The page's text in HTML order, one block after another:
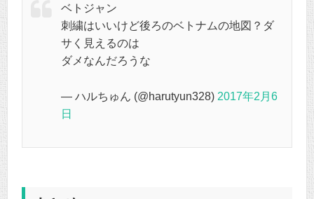
ベトジャン
刺繍はいいけど後ろのベトナムの地図？ダ
サく見えるのは
ダメなんだろうな
— ハルちゅん (@harutyun328) 2017年2月6
日